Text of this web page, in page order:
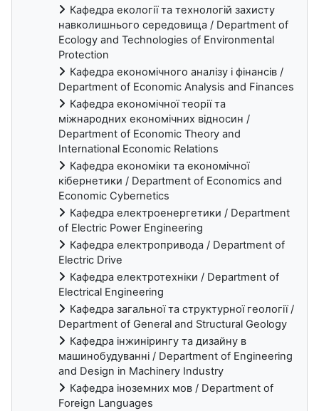
Кафедра екології та технологій захисту
навколишнього середовища / Department of
Ecology and Technologies of Environmental
Protection
Кафедра економічного аналізу і фінансів /
Department of Economic Analysis and Finances
Кафедра економічної теорії та
міжнародних економічних відносин /
Department of Economic Theory and
International Economic Relations
Кафедра економіки та економічної
кібернетики / Department of Economics and
Economic Cybernetics
Кафедра електроенергетики / Department
of Electric Power Engineering
Кафедра електропривода / Department of
Electric Drive
Кафедра електротехніки / Department of
Electrical Engineering
Кафедра загальної та структурної геології /
Department of General and Structural Geology
Кафедра інжинірингу та дизайну в
машинобудуванні / Department of Engineering
and Design in Machinery Industry
Кафедра іноземних мов / Department of
Foreign Languages